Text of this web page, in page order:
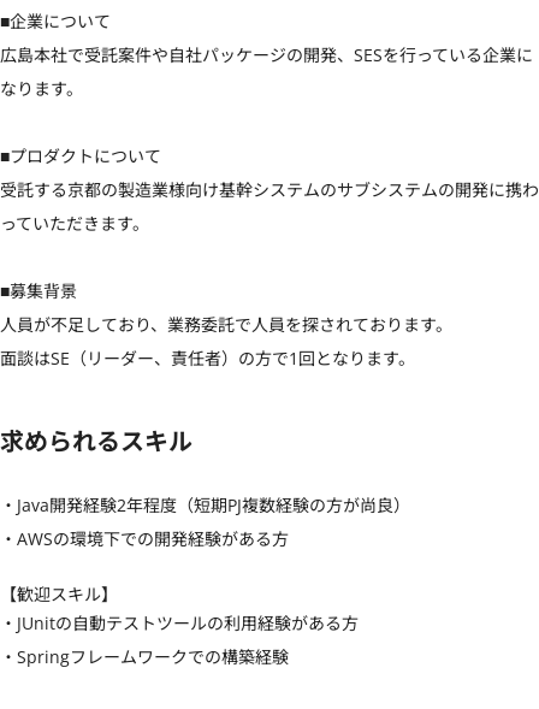
■企業について
広島本社で受託案件や自社パッケージの開発、SESを行っている企業に
なります。
■プロダクトについて
受託する京都の製造業様向け基幹システムのサブシステムの開発に携わ
っていただきます。
■募集背景
人員が不足しており、業務委託で人員を探されております。
面談はSE（リーダー、責任者）の方で1回となります。
求められるスキル
・Java開発経験2年程度（短期PJ複数経験の方が尚良）
・AWSの環境下での開発経験がある方
【歓迎スキル】
・JUnitの自動テストツールの利用経験がある方
・Springフレームワークでの構築経験